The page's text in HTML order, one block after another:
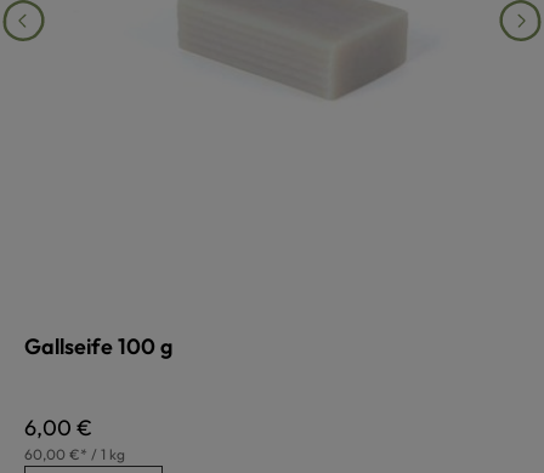
Gallseife 100 g
Regulärer Preis:
6,00 €
60,00 €* / 1 kg